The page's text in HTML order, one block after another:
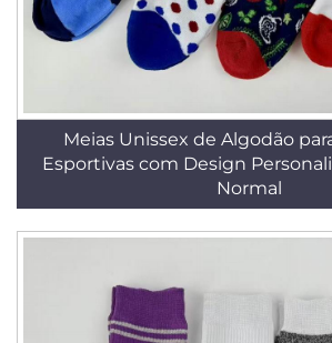
Meias Unissex de Algodão
Esportivas com Design
Normal